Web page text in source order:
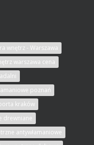
wnętrz - Warszawa
warszawa cena
poznań
kraków
drewniane
antywłamaniowe